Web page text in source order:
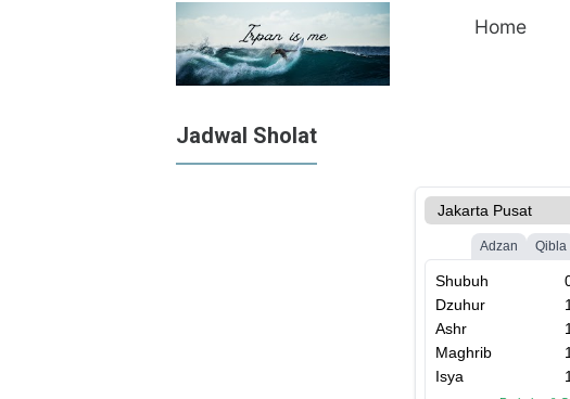
Home
Jadwal Sholat